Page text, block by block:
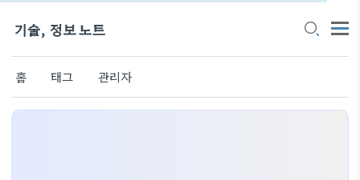
기술, 정보 노트
홈 태그 관리자